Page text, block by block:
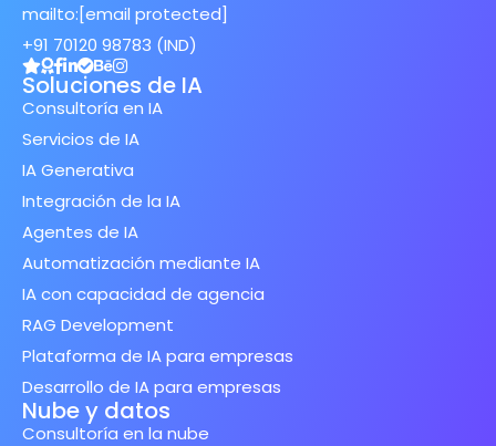
mailto:[email protected]
+91 70120 98783 (IND)
Soluciones de IA
Consultoría en IA
Servicios de IA
IA Generativa
Integración de la IA
Agentes de IA
Automatización mediante IA
IA con capacidad de agencia
RAG Development
Plataforma de IA para empresas
Desarrollo de IA para empresas
Nube y datos
Consultoría en la nube